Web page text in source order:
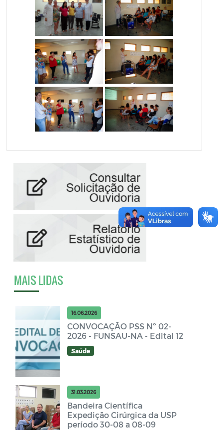
MAIS LIDAS
16.06.2026
CONVOCAÇÃO PSS Nº 02-
2026 - FUNSAU-NA - Edital 12
Saúde
31.03.2026
Bandeira Científica
Expedição Cirúrgica da USP
período 30-08 a 08-09